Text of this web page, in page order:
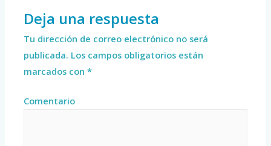
Deja una respuesta
Tu dirección de correo electrónico no será
publicada. Los campos obligatorios están
marcados con*
Comentario